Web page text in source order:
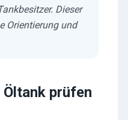
Dieser
Orientierung und
prüfen